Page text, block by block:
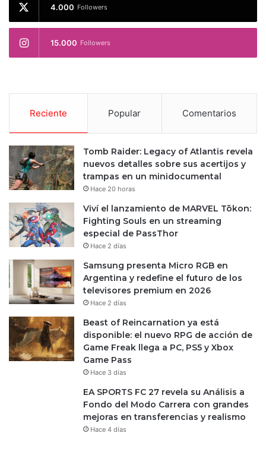
4.000 Followers
15.000 Followers
Reciente Popular Comentarios
Tomb Raider: Legacy of Atlantis revela
nuevos detalles sobre sus acertijos y
trampas en un minidocumental
Hace 20 horas
Viví el lanzamiento de MARVEL Tōkon:
Fighting Souls en un streaming
especial de PassThor
Hace 2 días
Samsung presenta Micro RGB en
Argentina y redefine el futuro de los
televisores premium en 2026
Hace 2 días
Beast of Reincarnation ya está
disponible: el nuevo RPG de acción de
Game Freak llega a PC, PS5 y Xbox
Game Pass
Hace 3 días
EA SPORTS FC 27 revela su Análisis a
Fondo del Modo Carrera con grandes
mejoras en transferencias y realismo
Hace 4 días